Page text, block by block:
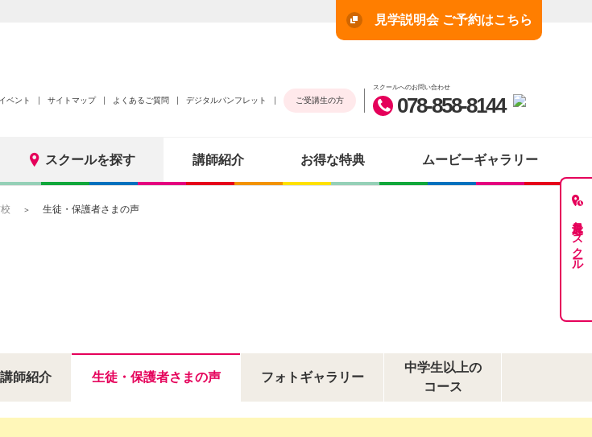
見学説明会 ご予約はこちら
イベント サイトマップ よくあるご質問 デジタルパンフレット ご受講生の方
スクールへのお問い合わせ
078-858-8144
スクールを探す 講師紹介 お得な特典 ムービーギャラリー
最近見たスクール
生徒・保護者さまの声
講師紹介 生徒・保護者さまの声 フォトギャラリー
中学生以上の
コース